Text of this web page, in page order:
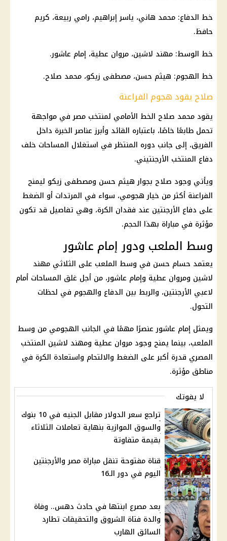
خط الدفاع: محمد هاني، ياسر إبراهيم، رامي ربيعة، كريم
حافظ.
خط الوسط: مهند لاشين، مروان عطية، إمام عاشور.
خط الهجوم: هيثم حسن، مصطفى زيكو، محمد صلاح.
صلاح يقود هجوم الفراعنة
يقود محمد صلاح الخط الأمامي لمنتخب مصر في مواجهة
تحمل طابعًا خاصًا، باعتباره القائد وأبرز عناصر الخبرة داخل
الفريق، إلى جانب دوره المنتظر في استغلال المساحات خلف
دفاع المنتخب الأرجنتيني.
ويأتي وجود صلاح بجوار هيثم حسن ومصطفى زيكو ليمنح
الفراعنة أكثر من خيار هجومي، سواء في المرتدات أو الضغط
على دفاع الأرجنتين عند فقدان الكرة، وهي تفاصيل قد تكون
مؤثرة في مباراة بهذا الحجم.
وسط الملعب ودور إمام عاشور
يعتمد حسام حسن في وسط الملعب على الثلاثي مهند
لاشين ومروان عطية وإمام عاشور، من أجل غلق المساحات أمام
لاعبي الأرجنتين، والربط بين الدفاع والهجوم في لحظات
التحول.
ويمثل إمام عاشورعنصرًا مهمًا في الجانب الهجومي من وسط
الملعب، بينما يمنح وجود مروان عطية ومهند لاشين المنتخب
المصري قدرة أكبر على الضغط والالتحام واستعادة الكرة في
مناطق مؤثرة.
لا يفوتك
تراجع سعر الدولار مقابل الجنيه في 10 بنوك
والسوق الموازية بنهاية تعاملات الثلاثاء
بقيمة متفاوتة
قناة مفتوحة تنقل مباراة مصر والأرجنتين
اليوم في دور الـ16
بعد مصرع ابنتها في حادث دهس.. وفاة
والدة فتاة الشروق والتحقيقات تطارد
السائق الهارب